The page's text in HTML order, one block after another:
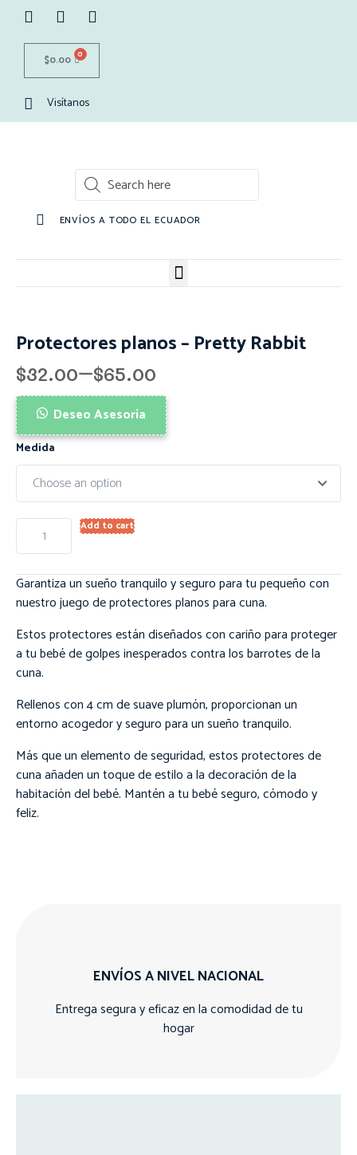
$0.00 0
Visítanos
ENVÍOS A TODO EL ECUADOR
Protectores planos – Pretty Rabbit
$32.00–$65.00
Deseo Asesoría
Medida
Add to cart
Garantiza un sueño tranquilo y seguro para tu pequeño con
nuestro juego de protectores planos para cuna.
Estos protectores están diseñados con cariño para proteger
a tu bebé de golpes inesperados contra los barrotes de la
cuna.
Rellenos con 4 cm de suave plumón, proporcionan un
entorno acogedor y seguro para un sueño tranquilo.
Más que un elemento de seguridad, estos protectores de
cuna añaden un toque de estilo a la decoración de la
habitación del bebé. Mantén a tu bebé seguro, cómodo y
feliz.
ENVÍOS A NIVEL NACIONAL
Entrega segura y eficaz en la comodidad de tu
hogar